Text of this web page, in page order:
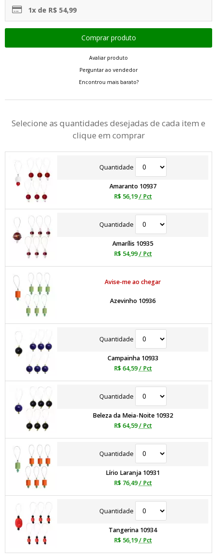
1x de R$ 54,99
Avaliar produto
Perguntar ao vendedor
Encontrou mais barato?
Selecione as quantidades desejadas de cada item e
clique em comprar
Quantidade
Amaranto 10937
R$ 56,19 / Pct
Quantidade
Amarílis 10935
R$ 54,99 / Pct
Avise-me ao chegar
Azevinho 10936
Quantidade
Campainha 10933
R$ 64,59 / Pct
Quantidade
Beleza da Meia-Noite 10932
R$ 64,59 / Pct
Quantidade
Lírio Laranja 10931
R$ 76,49 / Pct
Quantidade
Tangerina 10934
R$ 56,19 / Pct